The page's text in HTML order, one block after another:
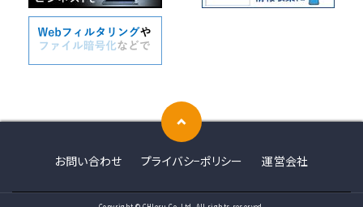
お問い合わせ プライバシ−ポリシー 運営会社